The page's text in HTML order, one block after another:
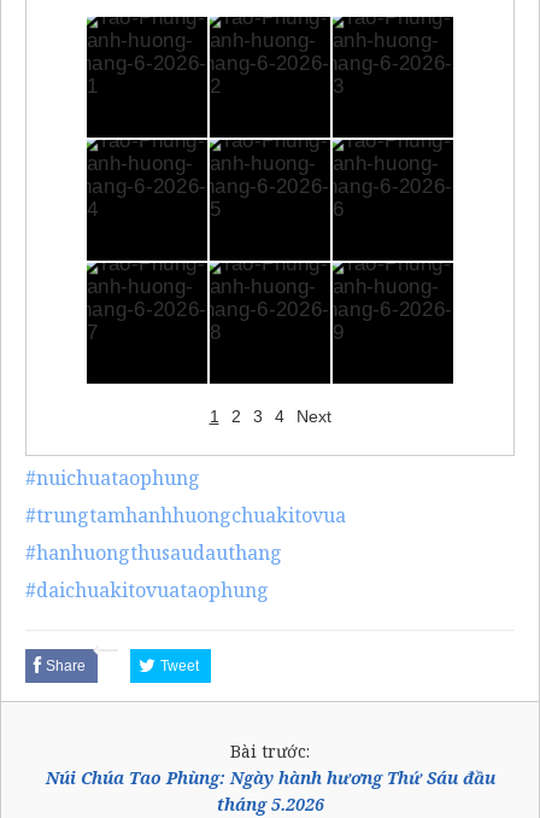
1 2 3 4 Next
#nuichuataophung
#trungtamhanhhuongchuakitovua
#hanhuongthusaudauthang
#daichuakitovuataophung
Share Tweet
Bài trước:
Núi Chúa Tao Phùng: Ngày hành hương Thứ Sáu đầu
tháng 5.2026